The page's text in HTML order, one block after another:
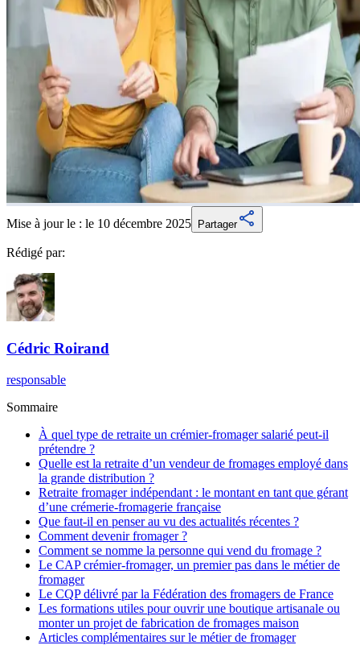
Mise à jour le : le 10 décembre 2025 Partager
Rédigé par:
Cédric Roirand
responsable
Sommaire
À quel type de retraite un crémier-fromager salarié peut-il
prétendre ?
Quelle est la retraite d’un vendeur de fromages employé dans
la grande distribution ?
Retraite fromager indépendant : le montant en tant que gérant
d’une crémerie-fromagerie française
Que faut-il en penser au vu des actualités récentes ?
Comment devenir fromager ?
Comment se nomme la personne qui vend du fromage ?
Le CAP crémier-fromager, un premier pas dans le métier de
fromager
Le CQP délivré par la Fédération des fromagers de France
Les formations utiles pour ouvrir une boutique artisanale ou
monter un projet de fabrication de fromages maison
Articles complémentaires sur le métier de fromager